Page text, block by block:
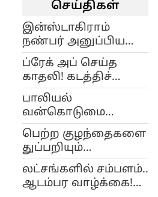
செய்திகள்
இன்ஸ்டாகிராம்
நண்பர் அனுப்பிய
பரிசுப்பொருள்..
இளம்பெண்ணிடம்
ரூ.16 லட்சம் மோசடி..!
ப்ரேக் அப் செய்த
காதலி! கடத்திச்
சென்று
நண்பர்களுக்கு
விருந்தாக்கிய
முன்னாள் காதலன்!
பாலியல்
வன்கொடுமை
செய்ததாக
திருமணமான பெண்
புகார் அளிக்க
முடியாது.. நீதிமன்றம்
அதிரடி
பெற்ற குழந்தைகளை
துப்பறியும்
நிறுவனங்கள் மூலம்
கண்காணிக்கும்
பெற்றோர்.. அதிர்ச்சி
லட்சங்களில் சம்பளம்..
ஆடம்பர வாழ்க்கை!